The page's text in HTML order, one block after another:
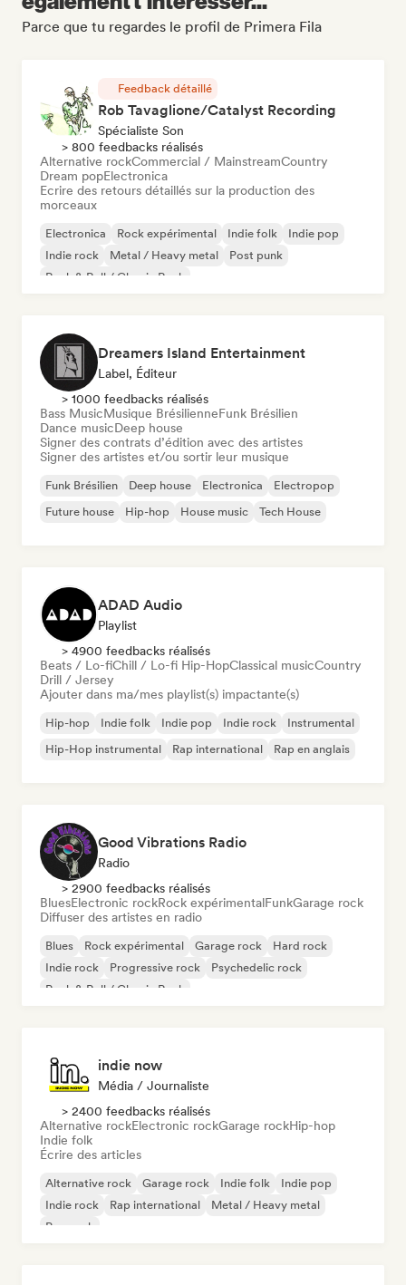
Parce que tu regardes le profil de Primera Fila
Feedback détaillé
Rob Tavaglione/Catalyst Recording
Spécialiste Son
> 800 feedbacks réalisés
Alternative rockCommercial / MainstreamCountry
Dream popElectronica
Ecrire des retours détaillés sur la production des
morceaux
Electronica Rock expérimental Indie folk
Indie pop
Indie rock
Metal / Heavy metal
Post punk
Rock & Roll / Classic Rock
Dreamers Island Entertainment
Label, Éditeur
> 1000 feedbacks réalisés
Bass MusicMusique BrésilienneFunk Brésilien
Dance musicDeep house
Signer des contrats d’édition avec des artistes
Signer des artistes et/ou sortir leur musique
Funk Brésilien Deep house Electronica
Electropop
Future house
Hip-hop House music Tech House
ADAD Audio
Playlist
> 4900 feedbacks réalisés
Beats / Lo-fiChill / Lo-fi Hip-HopClassical musicCountry
Drill / Jersey
Ajouter dans ma/mes playlist(s) impactante(s)
Hip-hop Indie folk Indie pop Indie rock
Instrumental
Hip-Hop instrumental
Rap international Rap en anglais
Good Vibrations Radio
Radio
> 2900 feedbacks réalisés
BluesElectronic rockRock expérimentalFunkGarage rock
Diffuser des artistes en radio
Blues Rock expérimental Garage rock
Hard rock
Indie rock
Progressive rock
Psychedelic rock
Rock & Roll / Classic Rock
indie now
Média / Journaliste
> 2400 feedbacks réalisés
Alternative rockElectronic rockGarage rockHip-hop
Indie folk
Écrire des articles
Alternative rock Garage rock Indie folk
Indie pop
Indie rock
Rap international
Metal / Heavy metal
Pop rock